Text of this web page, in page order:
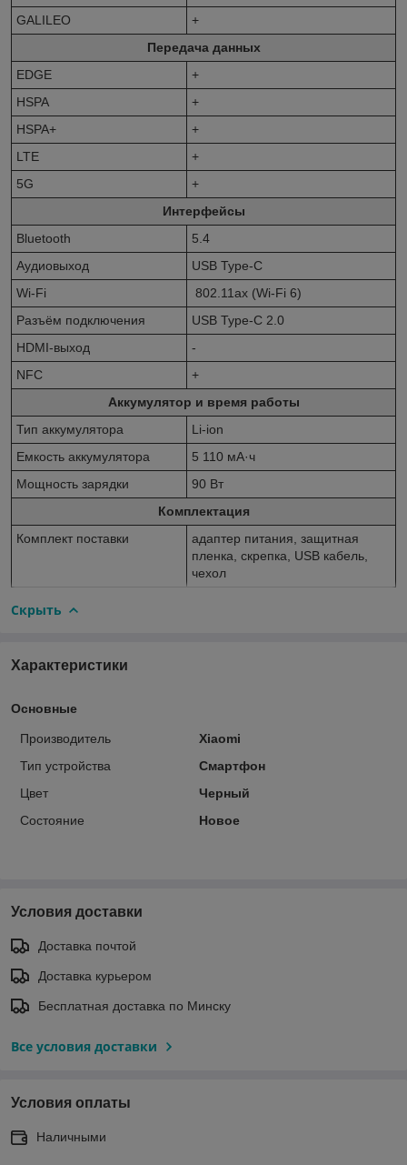
GALILEO
+
Передача данных
EDGE
+
HSPA
+
HSPA+
+
LTE
+
5G
+
Интерфейсы
Bluetooth
5.4
Аудиовыход
USB Type-C
Wi-Fi
802.11ax (Wi-Fi 6)
Разъём подключения
USB Type-C 2.0
HDMI-выход
-
NFC
+
Аккумулятор и время работы
Тип аккумулятора
Li-ion
Емкость аккумулятора
5 110 мА·ч
Мощность зарядки
90 Вт
Комплектация
Комплект поставки
адаптер питания, защитная
пленка, скрепка, USB кабель,
чехол
Скрыть
Характеристики
Основные
Производитель
Xiaomi
Тип устройства
Смартфон
Цвет
Черный
Состояние
Новое
Условия доставки
Доставка почтой
Доставка курьером
Бесплатная доставка по Минску
Все условия доставки
Условия оплаты
Наличными